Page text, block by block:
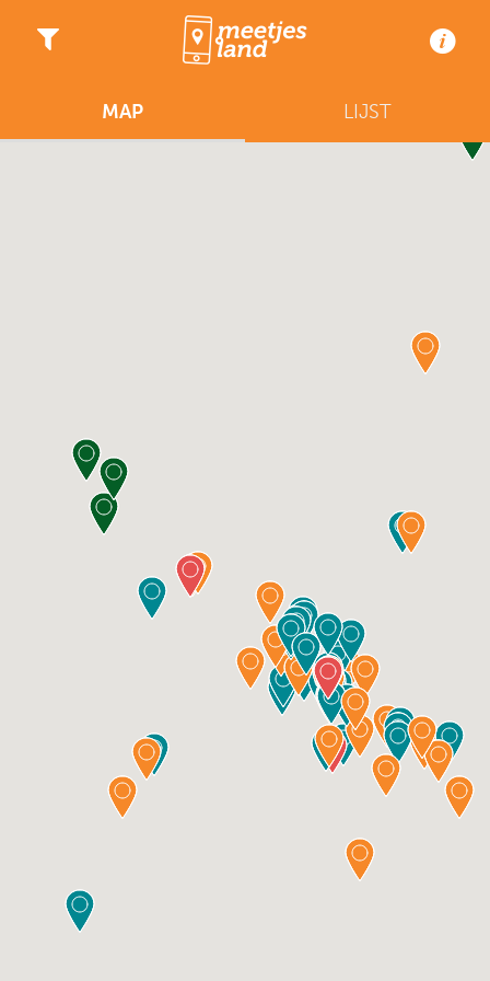
MAP LIJST